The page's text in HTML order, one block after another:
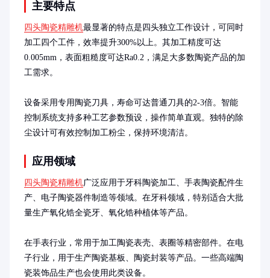
主要特点
四头陶瓷精雕机最显著的特点是四头独立工作设计，可同时
加工四个工件，效率提升300%以上。其加工精度可达
0.005mm，表面粗糙度可达Ra0.2，满足大多数陶瓷产品的加
工需求。
设备采用专用陶瓷刀具，寿命可达普通刀具的2-3倍。智能
控制系统支持多种工艺参数预设，操作简单直观。独特的除
尘设计可有效控制加工粉尘，保持环境清洁。
应用领域
四头陶瓷精雕机广泛应用于牙科陶瓷加工、手表陶瓷配件生
产、电子陶瓷器件制造等领域。在牙科领域，特别适合大批
量生产氧化锆全瓷牙、氧化锆种植体等产品。
在手表行业，常用于加工陶瓷表壳、表圈等精密部件。在电
子行业，用于生产陶瓷基板、陶瓷封装等产品。一些高端陶
瓷装饰品生产也会使用此类设备。